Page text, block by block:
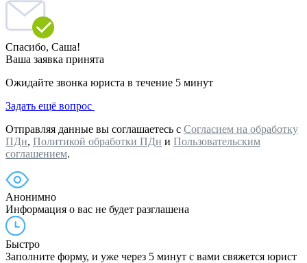
Спасибо, Саша!
Ваша заявка принята
Ожидайте звонка юриста в течение 5 минут
Задать ещё вопрос
Отправляя данные вы соглашаетесь с Согласием на обработку
ПДн, Политикой обработки ПДн и Пользовательским
соглашением.
Анонимно
Информация о вас не будет разглашена
Быстро
Заполните форму, и уже через 5 минут с вами свяжется юрист